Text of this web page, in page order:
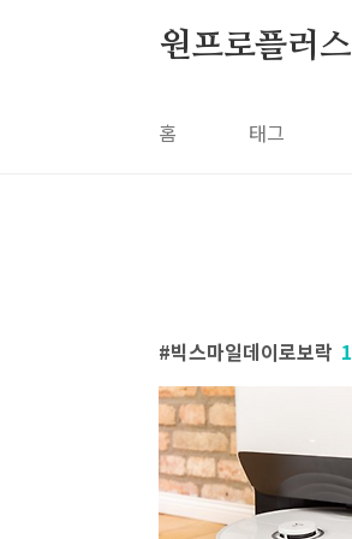
원프로플러스
홈 태그
빅스마일데이로보락 1